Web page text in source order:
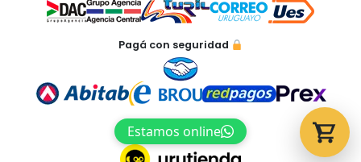
entradas
Pagá con seguridad
Estamos online